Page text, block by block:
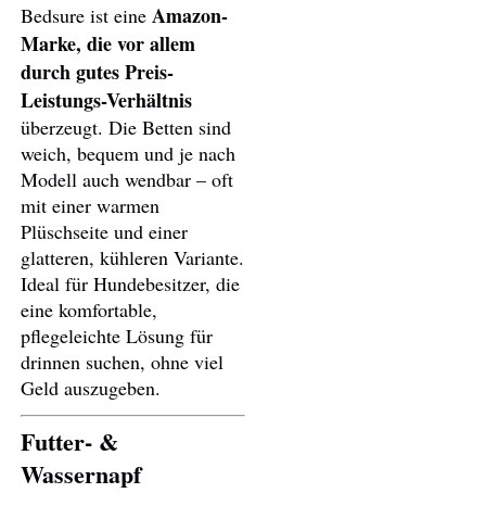
Bedsure ist eine Amazon-
Marke, die vor allem
durch gutes Preis-
Leistungs-Verhältnis
überzeugt. Die Betten sind
weich, bequem und je nach
Modell auch wendbar – oft
mit einer warmen
Plüschseite und einer
glatteren, kühleren Variante.
Ideal für Hundebesitzer, die
eine komfortable,
pflegeleichte Lösung für
drinnen suchen, ohne viel
Geld auszugeben.
Futter- &
Wassernapf